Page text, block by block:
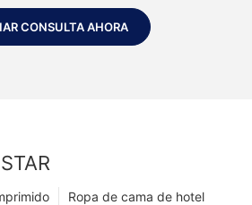
CONSULTA AHORA
Ropa de cama de hotel